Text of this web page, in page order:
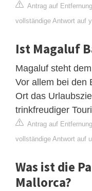
Antrag auf
vollständige Antwort auf
Ist Magaluf
Magaluf steht
Vor allem bei den
Ort das
trinkfreudiger
Antrag auf
vollständige Antwort auf
Was ist die
Mallorca?